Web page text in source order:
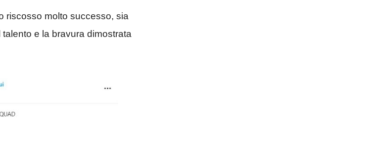
riscosso molto successo, sia
e la bravura dimostrata